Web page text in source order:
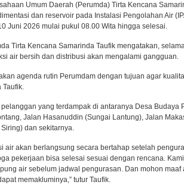
Umum Daerah (Perumda) Tirta Kencana
dan reservoir pada Instalasi Pengolahan Air
Juni 2026 mulai pukul 08.00 Wita hingga selesai.
Tirta Kencana Samarinda Taufik mengatakan,
air bersih dan distribusi akan mengalami gangguan.
agenda rutin Perumdam dengan tujuan agar
Taufik.
yang terdampak di antaranya Desa Budaya
Jalan Hasanuddin (Sungai Lantung), Jalan
dan sekitarnya.
air akan berlangsung secara bertahap setelah
pekerjaan bisa selesai sesuai dengan rencana.
air sebelum jadwal pengurasan. Dan mohon
memakluminya,” tutur Taufik.